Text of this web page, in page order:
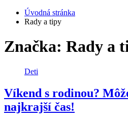
Úvodná stránka
Rady a tipy
Značka: Rady a
Deti
Víkend s rodinou?
najkrajší čas!